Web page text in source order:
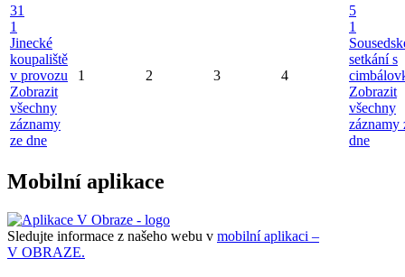
31
1
Jinecké
koupaliště
v provozu
Zobrazit
všechny
záznamy
ze dne
1 2 3 4
5
1
setkání s
Zobrazit
všechny
záznamy
dne
Mobilní aplikace
Sledujte informace z našeho webu v mobilní aplikaci –
V OBRAZE.